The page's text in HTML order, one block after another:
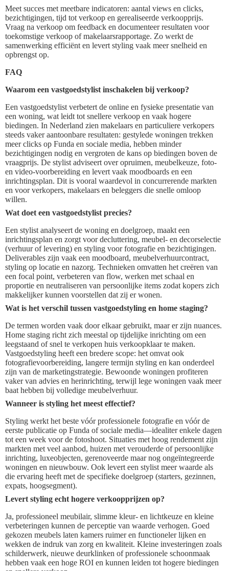
Meet succes met meetbare indicatoren: aantal views en clicks,
bezichtigingen, tijd tot verkoop en gerealiseerde verkoopprijs.
Vraag na verkoop om feedback en documenteer resultaten voor
toekomstige verkoop of makelaarsrapportage. Zo werkt de
samenwerking efficiënt en levert styling vaak meer snelheid en
opbrengst op.
FAQ
Waarom een vastgoedstylist inschakelen bij verkoop?
Een vastgoedstylist verbetert de online en fysieke presentatie van
een woning, wat leidt tot snellere verkoop en vaak hogere
biedingen. In Nederland zien makelaars en particuliere verkopers
steeds vaker aantoonbare resultaten: gestylede woningen trekken
meer clicks op Funda en sociale media, hebben minder
bezichtigingen nodig en vergroten de kans op biedingen boven de
vraagprijs. De stylist adviseert over opruimen, meubelkeuze, foto-
en video‑voorbereiding en levert vaak moodboards en een
inrichtingsplan. Dit is vooral waardevol in concurrerende markten
en voor verkopers, makelaars en beleggers die snelle omloop
willen.
Wat doet een vastgoedstylist precies?
Een stylist analyseert de woning en doelgroep, maakt een
inrichtingsplan en zorgt voor decluttering, meubel- en decorselectie
(verhuur of levering) en styling voor fotografie en bezichtigingen.
Deliverables zijn vaak een moodboard, meubelverhuurcontract,
styling op locatie en nazorg. Technieken omvatten het creëren van
een focal point, verbeteren van flow, werken met schaal en
proportie en neutraliseren van persoonlijke items zodat kopers zich
makkelijker kunnen voorstellen dat zij er wonen.
Wat is het verschil tussen vastgoedstyling en home staging?
De termen worden vaak door elkaar gebruikt, maar er zijn nuances.
Home staging richt zich meestal op tijdelijke inrichting om een
leegstaand of snel te verkopen huis verkoopklaar te maken.
Vastgoedstyling heeft een bredere scope: het omvat ook
fotografievoorbereiding, langere termijn styling en kan onderdeel
zijn van de marketingstrategie. Bewoonde woningen profiteren
vaker van advies en herinrichting, terwijl lege woningen vaak meer
baat hebben bij volledige meubelverhuur.
Wanneer is styling het meest effectief?
Styling werkt het beste vóór professionele fotografie en vóór de
eerste publicatie op Funda of sociale media—idealiter enkele dagen
tot een week voor de fotoshoot. Situaties met hoog rendement zijn
markten met veel aanbod, huizen met verouderde of persoonlijke
inrichting, luxeobjecten, gerenoveerde maar nog ongeïntegreerde
woningen en nieuwbouw. Ook levert een stylist meer waarde als
die ervaring heeft met de specifieke doelgroep (starters, gezinnen,
expats, hoogsegment).
Levert styling echt hogere verkoopprijzen op?
Ja, professioneel meubilair, slimme kleur- en lichtkeuze en kleine
verbeteringen kunnen de perceptie van waarde verhogen. Goed
gekozen meubels laten kamers ruimer en functioneler lijken en
wekken de indruk van zorg en kwaliteit. Kleine investeringen zoals
schilderwerk, nieuwe deurklinken of professionele schoonmaak
hebben vaak een hoge ROI en kunnen leiden tot hogere biedingen